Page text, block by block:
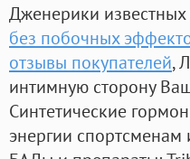
Дженерики
без побочных
отзывы покупателей,
интимную сторону
Синтетические
энергии